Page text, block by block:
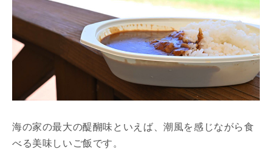
海の家の最大の醍醐味といえば、潮風を感じながら食
べる美味しいご飯です。